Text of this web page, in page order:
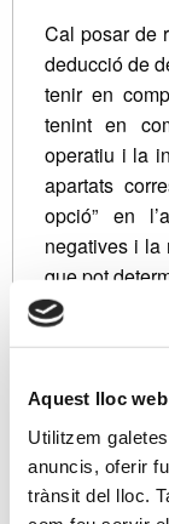
Aquest lloc
Utilitzem
anuncis, oferir
trànsit del lloc.
Cal posar de
deducció de
tenir en
tenint en
operatiu i la
apartats
opció” en
negatives i la
que pot
Pretenem fer
tot revisant
fiscals al
determinen
permanents i
així com
la reserva